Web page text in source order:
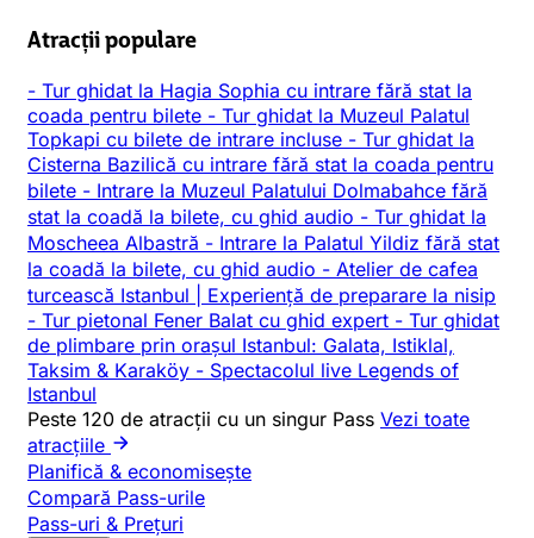
Atracții populare
- Tur ghidat la Hagia Sophia cu intrare fără stat la
coada pentru bilete - Tur ghidat la Muzeul Palatul
Topkapi cu bilete de intrare incluse - Tur ghidat la
Cisterna Bazilică cu intrare fără stat la coada pentru
bilete - Intrare la Muzeul Palatului Dolmabahce fără
stat la coadă la bilete, cu ghid audio - Tur ghidat la
Moscheea Albastră - Intrare la Palatul Yildiz fără stat
la coadă la bilete, cu ghid audio - Atelier de cafea
turcească Istanbul | Experiență de preparare la nisip
- Tur pietonal Fener Balat cu ghid expert - Tur ghidat
de plimbare prin orașul Istanbul: Galata, Istiklal,
Taksim & Karaköy - Spectacolul live Legends of
Istanbul
Peste 120 de atracții cu un singur Pass Vezi toate
atracțiile
Planifică & economisește
Compară Pass-urile
Pass-uri & Prețuri